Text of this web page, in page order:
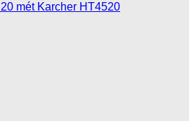
mét Karcher HT4520